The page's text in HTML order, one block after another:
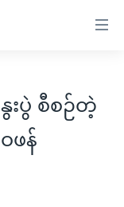
းပွဲ စီစဉ်တဲ့
ဖန်